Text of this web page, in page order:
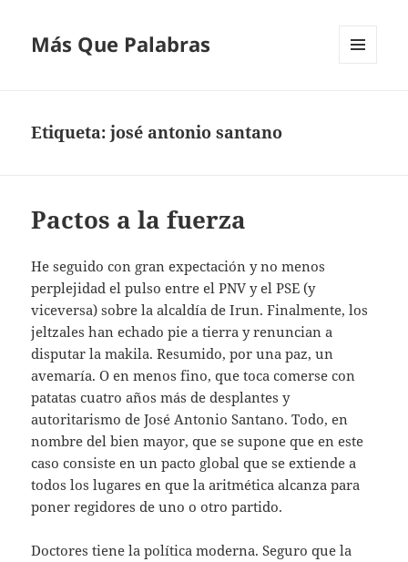
Más Que Palabras
Etiqueta:josé antonio santano
Pactos a la fuerza
He seguido con gran expectación y no menos
perplejidad el pulso entre el PNV y el PSE (y
viceversa) sobre la alcaldía de Irun. Finalmente, los
jeltzales han echado pie a tierra y renuncian a
disputar la makila. Resumido, por una paz, un
avemaría. O en menos fino, que toca comerse con
patatas cuatro años más de desplantes y
autoritarismo de José Antonio Santano. Todo, en
nombre del bien mayor, que se supone que en este
caso consiste en un pacto global que se extiende a
todos los lugares en que la aritmética alcanza para
poner regidores de uno o otro partido.
Doctores tiene la política moderna. Seguro que la